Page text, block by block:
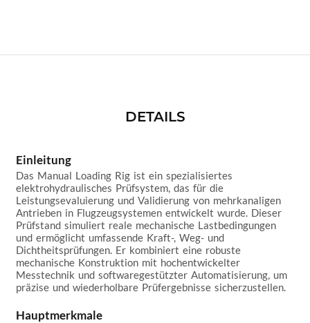
DETAILS
Einleitung
Das Manual Loading Rig ist ein spezialisiertes
elektrohydraulisches Prüfsystem, das für die
Leistungsevaluierung und Validierung von mehrkanaligen
Antrieben in Flugzeugsystemen entwickelt wurde. Dieser
Prüfstand simuliert reale mechanische Lastbedingungen
und ermöglicht umfassende Kraft-, Weg- und
Dichtheitsprüfungen. Er kombiniert eine robuste
mechanische Konstruktion mit hochentwickelter
Messtechnik und softwaregestützter Automatisierung, um
präzise und wiederholbare Prüfergebnisse sicherzustellen.
Hauptmerkmale